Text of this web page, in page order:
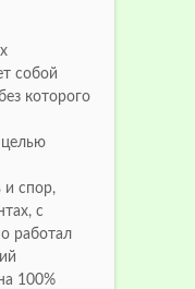
собой
которого
и спор,
с
работал
100%